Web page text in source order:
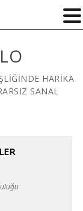
HARİKA
SANAL